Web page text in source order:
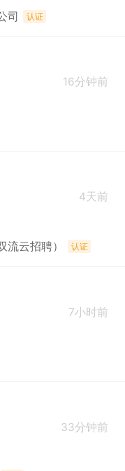
司 认证
16分钟前
4天前
云招聘） 认证
7小时前
33分钟前